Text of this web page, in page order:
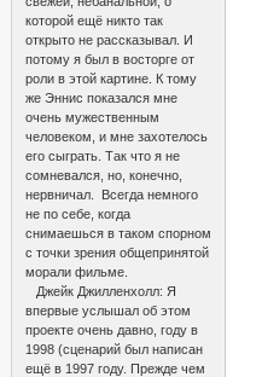
которой ещё никто так
открыто не рассказывал. И
потому я был в восторге от
роли в этой картине. К тому
же Эннис показался мне
очень мужественным
человеком, и мне захотелось
его сыграть. Так что я не
сомневался, но, конечно,
нервничал. Всегда немного
не по себе, когда
снимаешься в таком спорном
с точки зрения общепринятой
морали фильме.
Джейк Джилленхолл: Я
впервые услышал об этом
проекте очень давно, году в
1998 (сценарий был написан
ещё в 1997 году. Прежде чем